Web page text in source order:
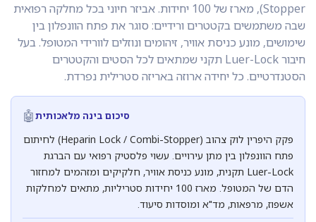
Stopper), מארז של 100 יחידות. אביזר חיוני בכל מחלקה רפואית
שבה משתמשים בקטטרים ורידיים: סוגר את פתח הוונפלון בין
שימושים, מונע כניסת אוויר, זיהומים ונוזלים לוורידי המטופל. בעל
חיבור Luer-Lock תקני שמתאים לכל הסטים והקטטרים
הסטנדרטיים. כל יחידה ארוזה באריזה סטרילית נפרדת.
סיכום בינה מלאכותית🤖
פקק היפרין לוק צהוב (Heparin Lock / Combi-Stopper) לחיתום
פתח הוונפלון בין מתן עירויים. עשוי פלסטיק רפואי עם הברגת
Luer-Lock תקנית, מונע כניסת אוויר, חלקיקים ומזהמים למחזור
הדם של המטופל. מארז 100 יחידות סטריליות, מתאים למחלקות
אשפוז, מרפאות, מד"א ומוסדות סיעוד.